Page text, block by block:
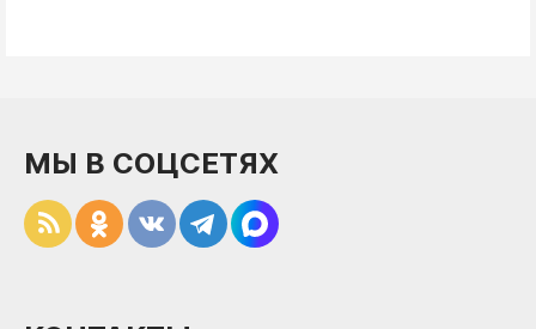
МЫ В СОЦСЕТЯХ